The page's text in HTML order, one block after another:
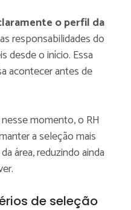
o perfil da
responsabilidades do
desde o início. Essa
acontecer antes de
momento, o RH
a seleção mais
área, reduzindo ainda
de seleção